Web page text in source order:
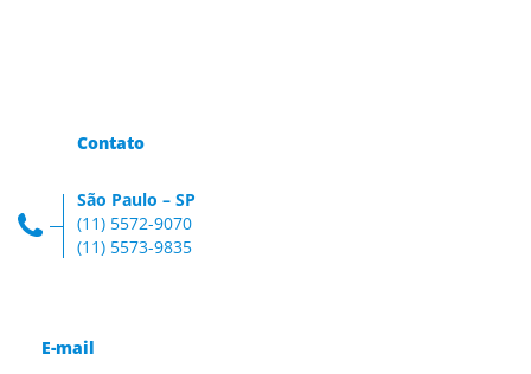
Contato
São Paulo – SP
(11) 5572-9070
(11) 5573-9835
E-mail